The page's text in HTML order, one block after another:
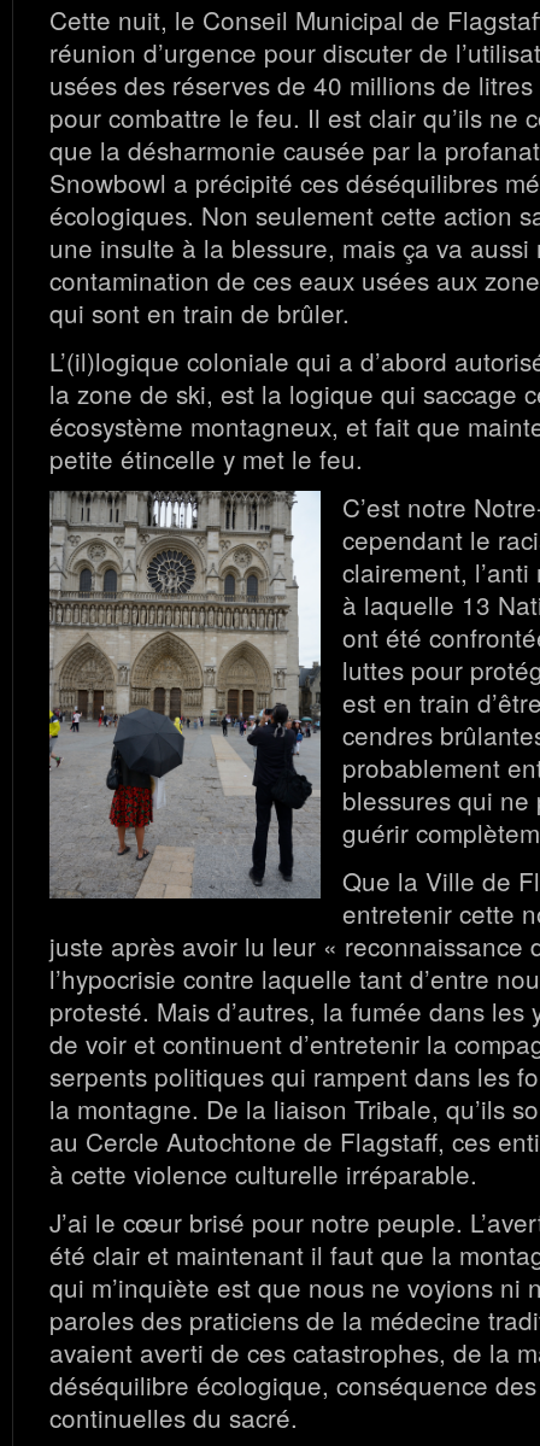
Cette nuit, le Conseil Municipal de
réunion d’urgence pour discuter de
usées des réserves de 40 millions de
pour combattre le feu. Il est clair qu’ils ne
que la désharmonie causée par la
Snowbowl a précipité ces déséquilibres
écologiques. Non seulement cette action
une insulte à la blessure, mais ça va
contamination de ces eaux usées aux
qui sont en train de brûler.
L’(il)logique coloniale qui a d’abord
la zone de ski, est la logique qui saccage
écosystème montagneux, et fait que
petite étincelle y met le feu.
C’est notre
cependant le
clairement,
à laquelle 13
ont été
luttes pour
est en train
cendres
probablement
blessures qui
guérir
Que la Ville de
entretenir cette
juste après avoir lu leur « reconnaissance
l’hypocrisie contre laquelle tant d’entre
protesté. Mais d’autres, la fumée dans les
de voir et continuent d’entretenir la
serpents politiques qui rampent dans les
la montagne. De la liaison Tribale, qu’ils
au Cercle Autochtone de Flagstaff, ces
à cette violence culturelle irréparable.
J’ai le cœur brisé pour notre peuple.
été clair et maintenant il faut que la
qui m’inquiète est que nous ne voyions ni
paroles des praticiens de la médecine
avaient averti de ces catastrophes, de la
déséquilibre écologique, conséquence
continuelles du sacré.